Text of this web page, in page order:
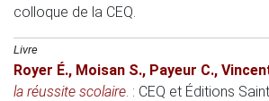
colloque de la CEQ.
Livre
Royer É., Moisan S., Payeur C.,
la réussite scolaire. : CEQ et Éditions